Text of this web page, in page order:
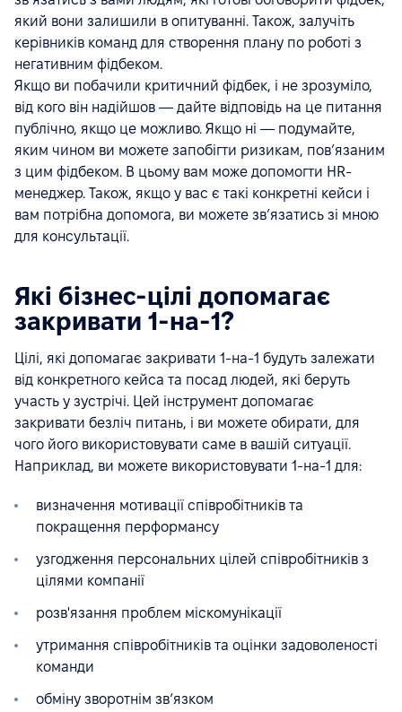
який вони залишили в опитуванні. Також, залучіть
керівників команд для створення плану по роботі з
негативним фідбеком.
Якщо ви побачили критичний фідбек, і не зрозуміло,
від кого він надійшов — дайте відповідь на це питання
публічно, якщо це можливо. Якщо ні — подумайте,
яким чином ви можете запобігти ризикам, пов’язаним
з цим фідбеком. В цьому вам може допомогти HR-
менеджер. Також, якщо у вас є такі конкретні кейси і
вам потрібна допомога, ви можете зв’язатись зі мною
для консультації.
Які бізнес-цілі допомагає
закривати 1-на-1?
Цілі, які допомагає закривати 1-на-1 будуть залежати
від конкретного кейса та посад людей, які беруть
участь у зустрічі. Цей інструмент допомагає
закривати безліч питань, і ви можете обирати, для
чого його використовувати саме в вашій ситуації.
Наприклад, ви можете використовувати 1-на-1 для:
визначення мотивації співробітників та
покращення перформансу
узгодження персональних цілей співробітників з
цілями компанії
розв'язання проблем міскомунікації
утримання співробітників та оцінки задоволеності
команди
обміну зворотнім зв‘язком